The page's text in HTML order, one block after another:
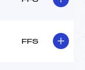
FFS